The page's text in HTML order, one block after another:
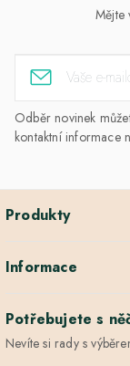
Mějte
Odběr novinek
kontaktní informace
Produkty
Informace
Potřebujete s
Nevíte si rady s